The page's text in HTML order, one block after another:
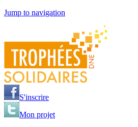
Jump to navigation
S'inscrire
Mon projet